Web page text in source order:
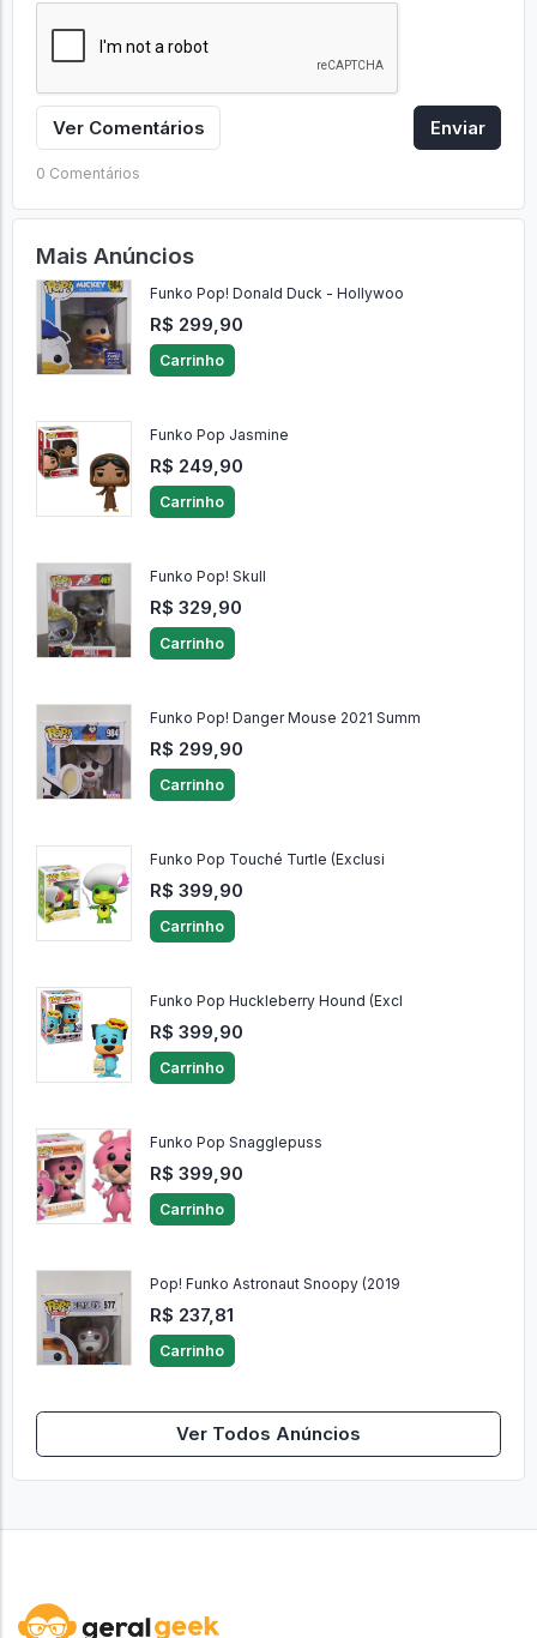
Ver Comentários Enviar
0 Comentários
Mais Anúncios
Funko Pop! Donald Duck - Hollywoo
R$ 299,90
Carrinho
Funko Pop Jasmine
R$ 249,90
Carrinho
Funko Pop! Skull
R$ 329,90
Carrinho
Funko Pop! Danger Mouse 2021 Summ
R$ 299,90
Carrinho
Funko Pop Touché Turtle (Exclusi
R$ 399,90
Carrinho
Funko Pop Huckleberry Hound (Excl
R$ 399,90
Carrinho
Funko Pop Snagglepuss
R$ 399,90
Carrinho
Pop! Funko Astronaut Snoopy (2019
R$ 237,81
Carrinho
Ver Todos Anúncios